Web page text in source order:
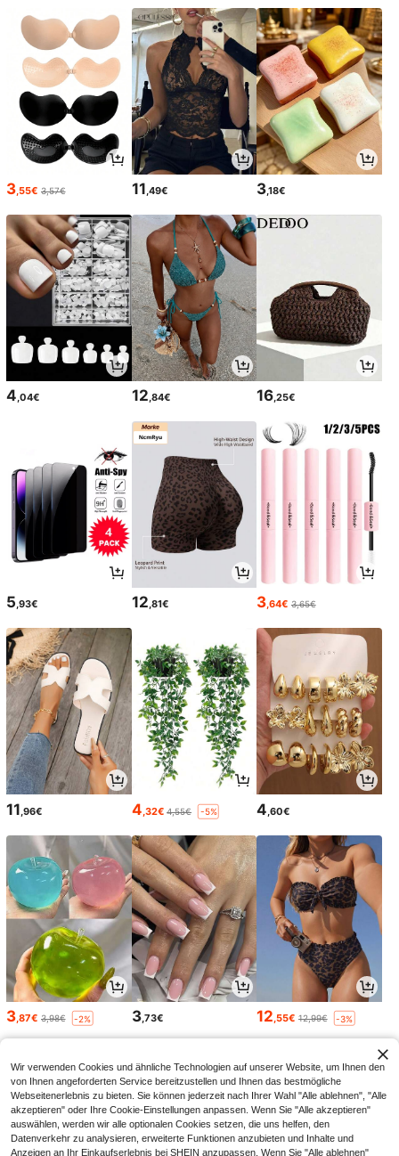
3 ,55€ 3,57€ 11 ,49€ 3,18€
4,04€ 12,84€ 16,25€
5,93€ 12,81€ 3,64€ 3,65€
11 ,96€ 4 ,32€ 4,55€ -5% 4 ,60€
3 ,87€ 3,98€ -2% 3,73€ 12 ,55€ 12,99€ -3%
Wir verwenden Cookies und ähnliche Technologien auf unserer Website, um Ihnen den
von Ihnen angeforderten Service bereitzustellen und Ihnen das bestmögliche
Webseitenerlebnis zu bieten. Sie können jederzeit nach Ihrer Wahl "Alle ablehnen", "Alle
akzeptieren" oder Ihre Cookie-Einstellungen anpassen. Wenn Sie "Alle akzeptieren"
auswählen, werden wir alle optionalen Cookies setzen, die uns helfen, den
Datenverkehr zu analysieren, erweiterte Funktionen anzubieten und Inhalte und
Anzeigen an Ihr Einkaufserlebnis bei SHEIN anzupassen. Wenn Sie "Alle ablehnen"